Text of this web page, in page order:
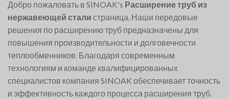
Добро пожаловать в SINOAK's Расширение труб из
нержавеющей стали страница. Наши передовые
решения по расширению труб предназначены для
повышения производительности и долговечности
теплообменников. Благодаря современным
технологиям и команде квалифицированных
специалистов компания SINOAK обеспечивает точность
и эффективность каждого процесса расширения труб.